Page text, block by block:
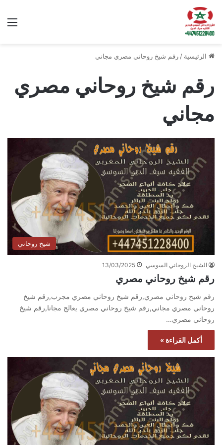
الرئيسية / رقم شيخ روحاني مصري مجاني
رقم شيخ روحاني مصري
مجاني
شيخ روحاني
الشيخ الروحاني السوسي 13/03/2025
رقم شيخ روحاني مصري
رقم شيخ روحاني مصري,رقم شيخ روحاني مصري مجرب,رقم شيخ
روحاني مصري مجاني,رقم شيخ روحاني مصري يعالج مجانا,رقم شيخ
روحاني مصري…
أكمل القراءة »